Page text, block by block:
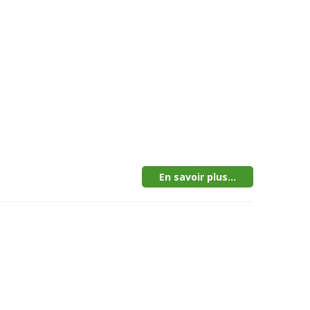
En savoir plus...